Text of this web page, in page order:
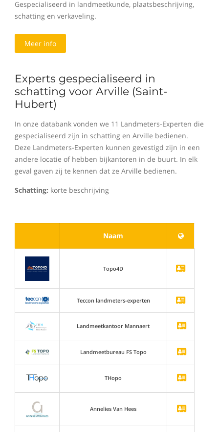
Gespecialiseerd in landmeetkunde, plaatsbeschrijving,
schatting en verkaveling.
Meer info
Experts gespecialiseerd in
schatting voor Arville (Saint-
Hubert)
In onze databank vonden we 11 Landmeters-Experten die
gespecialiseerd zijn in schatting en Arville bedienen.
Deze Landmeters-Experten kunnen gevestigd zijn in een
andere locatie of hebben bijkantoren in de buurt. In elk
geval gaven zij te kennen dat ze Arville bedienen.
Schatting: korte beschrijving
Naam
Topo4D
Teccon landmeters-experten
Landmeetkantoor Mannaert
Landmeetbureau FS Topo
THopo
Annelies Van Hees